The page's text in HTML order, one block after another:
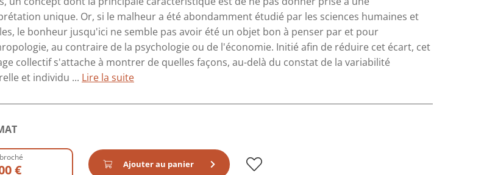
unique. Or, si le malheur a été abondamment étudié par les sciences humaines et
le bonheur jusqu'ici ne semble pas avoir été un objet bon à penser par et pour
au contraire de la psychologie ou de l'économie. Initié afin de réduire cet écart, cet
collectif s'attache à montrer de quelles façons, au-delà du constat de la variabilité
et individu ... Lire la suite
€ Ajouter au panier